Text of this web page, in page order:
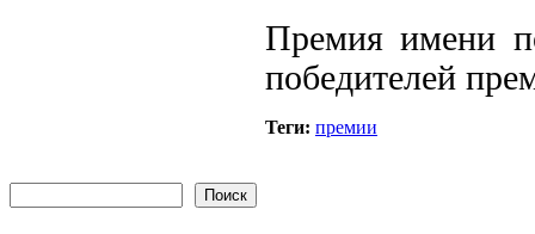
Премия имени
победителей
Теги: премии
Форма поиска